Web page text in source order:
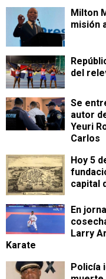
Milton
misión
del
Se
autor
Yeuri
Carlos
Hoy 5
capital
En
Larry
Karate
Policía